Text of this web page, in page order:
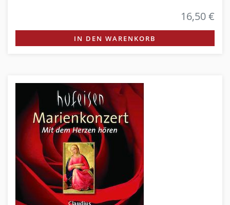
16,50 €
IN DEN WARENKORB